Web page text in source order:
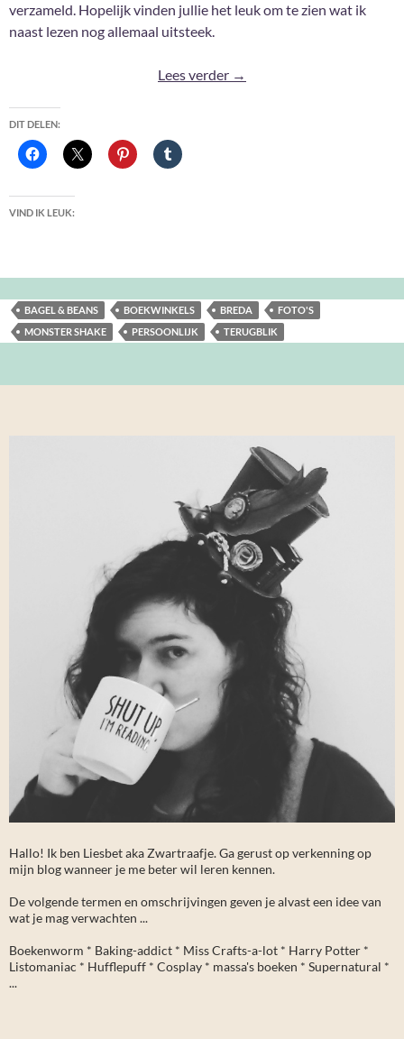
verzameld. Hopelijk vinden jullie het leuk om te zien wat ik
naast lezen nog allemaal uitsteek.
Lees verder Foto-update #122
→
DIT DELEN:
VIND IK LEUK:
BAGEL & BEANS BOEKWINKELS BREDA
FOTO'S
MONSTER SHAKE
PERSOONLIJK TERUGBLIK
Hallo! Ik ben Liesbet aka Zwartraafje. Ga gerust op verkenning op
mijn blog wanneer je me beter wil leren kennen.
De volgende termen en omschrijvingen geven je alvast een idee van
wat je mag verwachten ...
Boekenworm * Baking-addict * Miss Crafts-a-lot * Harry Potter *
Listomaniac * Hufflepuff * Cosplay * massa's boeken * Supernatural *
...